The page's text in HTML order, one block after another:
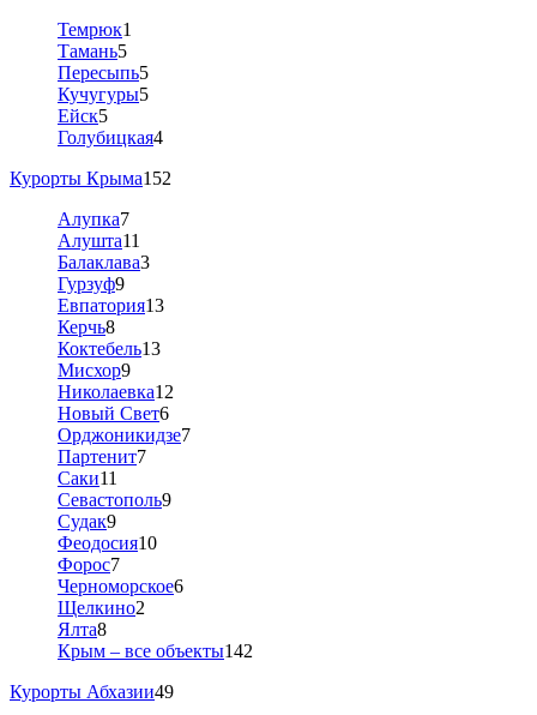
Темрюк1
Тамань5
Пересыпь5
Кучугуры5
Ейск5
Голубицкая4
Курорты Крыма152
Алупка7
Алушта11
Балаклава3
Гурзуф9
Евпатория13
Керчь8
Коктебель13
Мисхор9
Николаевка12
Новый Свет6
Орджоникидзе7
Партенит7
Саки11
Севастополь9
Судак9
Феодосия10
Форос7
Черноморское6
Щелкино2
Ялта8
Крым – все объекты142
Курорты Абхазии49